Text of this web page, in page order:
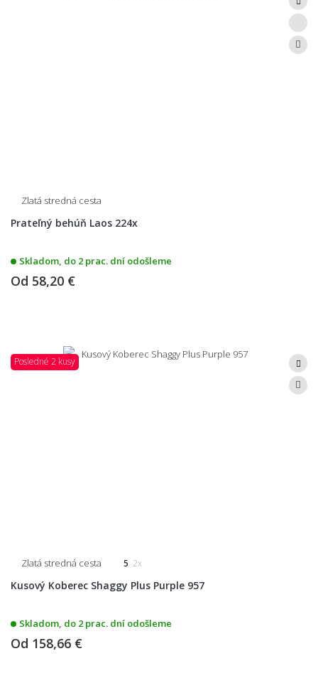
Zlatá stredná cesta
Prateľný behúň Laos 224x
Skladom, do 2 prac. dní odošleme
Od 58,20 €
Posledné 2 kusy
Zlatá stredná cesta 5 2x
Kusový Koberec Shaggy Plus Purple 957
Skladom, do 2 prac. dní odošleme
Od 158,66 €